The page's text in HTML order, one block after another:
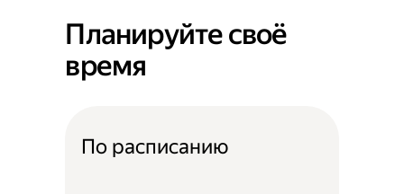
Планируйте своё
время
По расписанию